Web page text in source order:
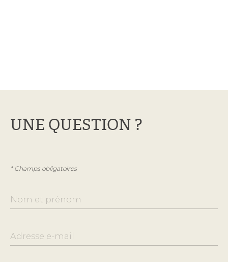
UNE QUESTION ?
* Champs obligatoires